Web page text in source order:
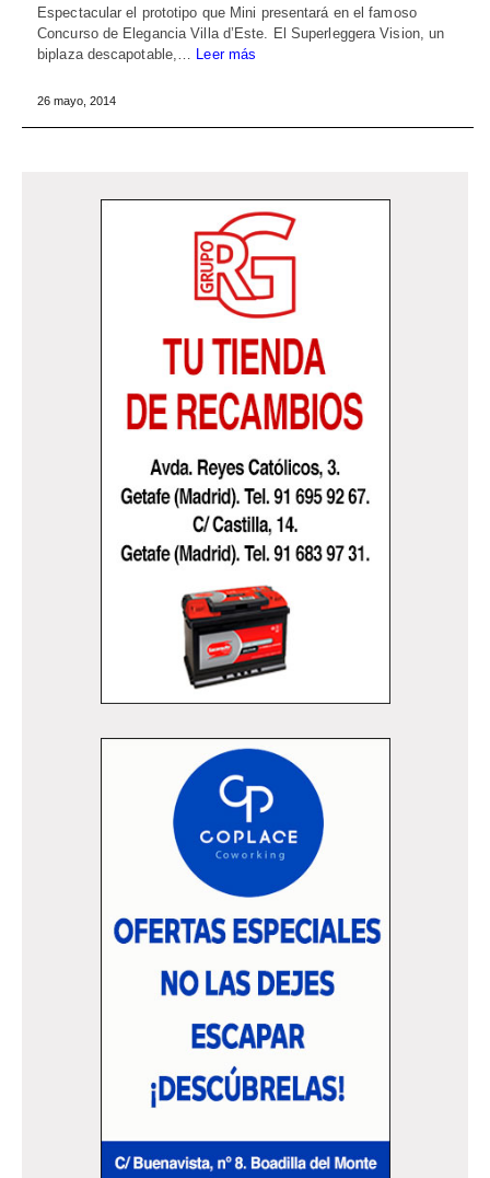
Espectacular el prototipo que Mini presentará en el famoso
Concurso de Elegancia Villa d’Este. El Superleggera Vision, un
biplaza descapotable,… Leer más
26 mayo, 2014